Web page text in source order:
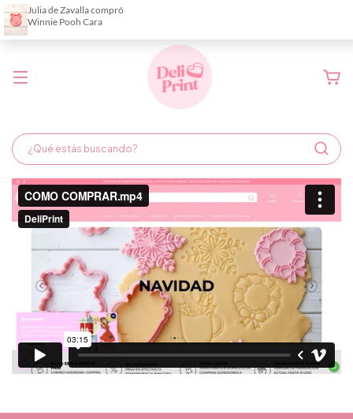
Demora de fabricación hasta 6 días hábiles